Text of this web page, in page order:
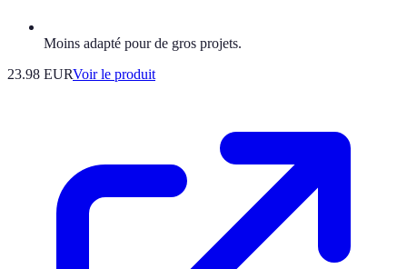
Moins adapté pour de gros projets.
23.98 EURVoir le produit